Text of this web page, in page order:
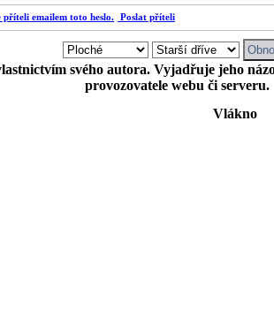
Poslat příteli
svého autora. Vyjadřuje jeho
provozovatele webu či serveru.
Vlákno